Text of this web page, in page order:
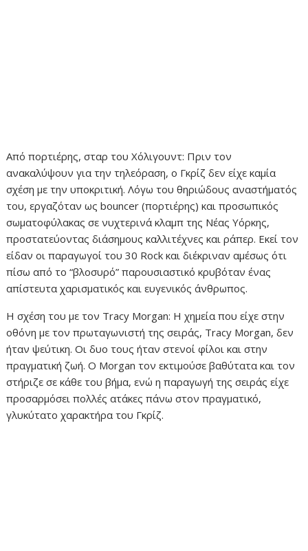
Από πορτιέρης, σταρ του Χόλιγουντ: Πριν τον
ανακαλύψουν για την τηλεόραση, ο Γκρίζ δεν είχε καμία
σχέση με την υποκριτική. Λόγω του θηριώδους αναστήματός
του, εργαζόταν ως bouncer (πορτιέρης) και προσωπικός
σωματοφύλακας σε νυχτερινά κλαμπ της Νέας Υόρκης,
προστατεύοντας διάσημους καλλιτέχνες και ράπερ. Εκεί τον
είδαν οι παραγωγοί του 30 Rock και διέκριναν αμέσως ότι
πίσω από το “βλοσυρό” παρουσιαστικό κρυβόταν ένας
απίστευτα χαρισματικός και ευγενικός άνθρωπος.
Η σχέση του με τον Tracy Morgan: Η χημεία που είχε στην
οθόνη με τον πρωταγωνιστή της σειράς, Tracy Morgan, δεν
ήταν ψεύτικη. Οι δυο τους ήταν στενοί φίλοι και στην
πραγματική ζωή. Ο Morgan τον εκτιμούσε βαθύτατα και τον
στήριζε σε κάθε του βήμα, ενώ η παραγωγή της σειράς είχε
προσαρμόσει πολλές ατάκες πάνω στον πραγματικό,
γλυκύτατο χαρακτήρα του Γκρίζ.